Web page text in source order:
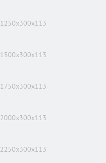
1250x300x113
1500x300x113
1750x300x113
2000x300x113
2250x300x113